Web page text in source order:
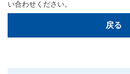
い合わせください。
戻る